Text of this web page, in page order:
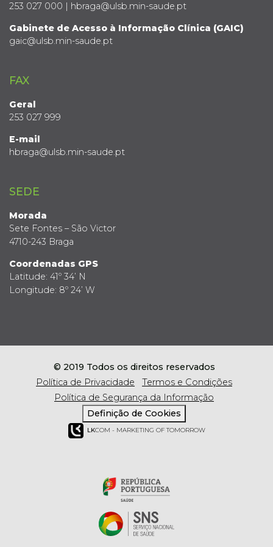
253 027 000 | hbraga@ulsb.min-saude.pt
Gabinete de Acesso à Informação Clínica (GAIC)
gaic@ulsb.min-saude.pt
FAX
Geral
253 027 999
E-mail
hbraga@ulsb.min-saude.pt
SEDE
Morada
Sete Fontes – São Victor
4710-243 Braga
Coordenadas GPS
Latitude: 41º 34’ N
Longitude: 8º 24’ W
© 2019 Todos os direitos reservados
Política de Privacidade
Termos e Condições
Política de Segurança da Informação
Definição de Cookies
LKCOM - MARKETING OF TOMORROW